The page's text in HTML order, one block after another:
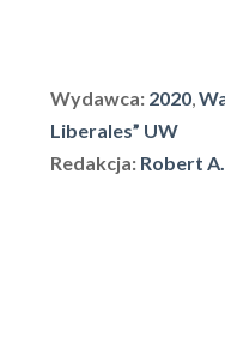
Wydawca: 2020 ,
Liberales” UW
Redakcja: Robert